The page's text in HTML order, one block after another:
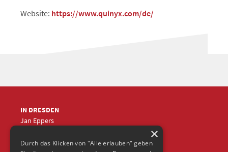
Website: https://www.quinyx.com/de/
IN DRESDEN
Jan Eppers
jep@frische-fische.com
×
Durch das Klicken von "Alle erlauben" geben